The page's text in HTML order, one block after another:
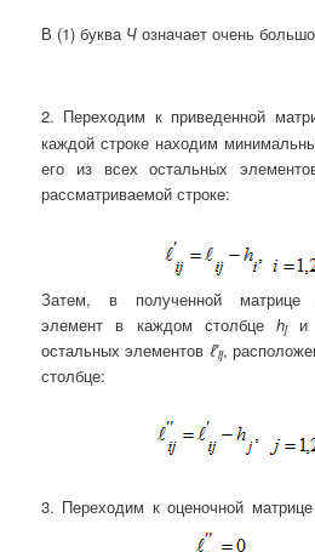
В (1) буква Ч означает очень
2. Переходим к приведенной
каждой строке находим
его из всех остальных
рассматриваемой строке:
Затем, в полученной матрице
элемент в каждом столбцеhj
и
остальных элементов ℓ′ij,
столбце:
3. Переходим к оценочной